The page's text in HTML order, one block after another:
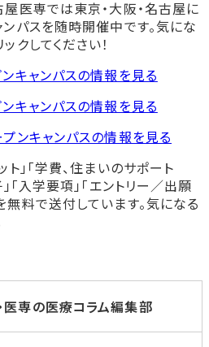
医専では東京・大阪・名古屋に
パスを随時開催中です。気にな
クしてください！
キャンパスの情報を見る
キャンパスの情報を見る
ンキャンパスの情報を見る
ト」「学費、住まいのサポート
「入学要項」「エントリー／出願
料で送付しています。気になる
医専の医療コラム編集部